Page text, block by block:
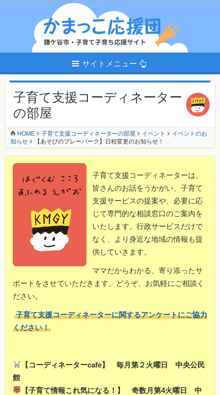
サイトメニュー
子育て支援コーディネーター
の部屋
HOME 子育て支援コーディネーターの部屋 イベント
イベントのお
知らせ
【あそびのプレーパーク】日程変更のお知らせ！
子育て支援コーディネーターは、
皆さんのお話をうかがい、子育て
支援サービスの提案や、必要に応
じて専門的な相談窓口のご案内を
いたします。行政サービスだけで
なく、より身近な地域の情報も提
供していきます。
ママだからわかる、寄り添ったサ
ポートをさせていただきます。どうぞ、お気軽にご相談く
ださい。
子育て支援コーディネーターに関するアンケートにご協力
ください！
【コーディネーターcafe】 毎月第２火曜日 中央公民
館
【子育て情報これ気になる！】 奇数月第4火曜日 中